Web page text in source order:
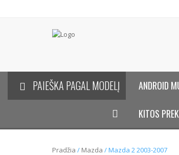
PAIEŠKA PAGAL MODELĮ ANDROID
KITOS
Pradžia / Mazda / Mazda 2 2003-2007